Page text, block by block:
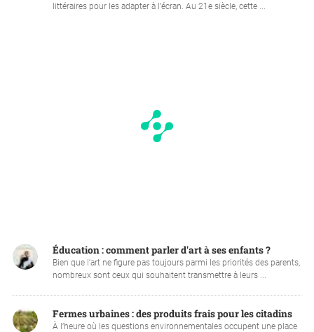
littéraires pour les adapter à l’écran. Au 21e siècle, cette ...
Éducation : comment parler d'art à ses enfants ?
Bien que l’art ne figure pas toujours parmi les priorités des parents,
nombreux sont ceux qui souhaitent transmettre à leurs ...
Fermes urbaines : des produits frais pour les citadins
À l’heure où les questions environnementales occupent une place